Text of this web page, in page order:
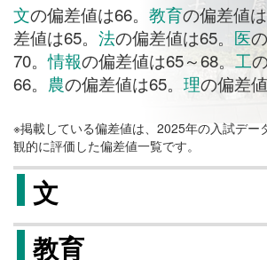
文の偏差値は66。 教育の偏差値は
差値は65。 法の偏差値は65。 医
70。情報の偏差値は65～68。 工
66。 農の偏差値は65。 理の偏差
※掲載している偏差値は、2025年の入試デー
観的に評価した偏差値一覧です。
文
教育